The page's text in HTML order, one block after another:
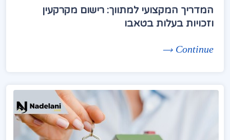
המדריך המקצועי למתווך: רישום מקרקעין
וזכויות בעלות בטאבו
Continue